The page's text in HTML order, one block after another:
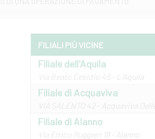
FILIALI PIÙ VICINE
Filiale dell'Aquila
Filiale di Acquaviva
Filiale di Alanno